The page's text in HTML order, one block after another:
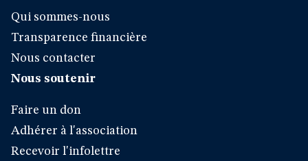
Qui sommes-nous
Transparence financière
Nous contacter
Nous soutenir
Faire un don
Adhérer à l'association
Recevoir l'infolettre